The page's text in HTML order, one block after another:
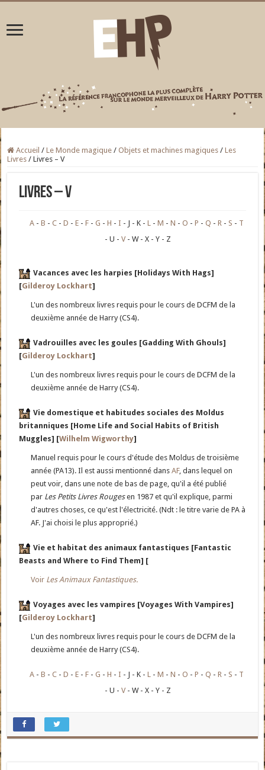
Accueil / Le Monde magique / Objets et machines magiques / Les
Livres / Livres – V
Livres – V
A B C D E F G H I J K L M N O P Q R S
T
U
V W X Y Z
Vacances avec les harpies [Holidays With Hags]
[Gilderoy Lockhart]
L'un des nombreux livres requis pour le cours de DCFM de la
deuxième année de Harry (CS4).
Vadrouilles avec les goules [Gadding With Ghouls]
[Gilderoy Lockhart]
L'un des nombreux livres requis pour le cours de DCFM de la
deuxième année de Harry (CS4).
Vie domestique et habitudes sociales des Moldus
britanniques [Home Life and Social Habits of British
Muggles] [Wilhelm Wigworthy]
Manuel requis pour le cours d'étude des Moldus de troisième
année (PA13). Il est aussi mentionné dansAF, dans lequel on
peut voir, dans une note de bas de page, qu'il a été publié
par Les Petits Livres Rougesen 1987 et qu'il explique, parmi
d'autres choses, ce qu'est l'électricité. (Ndt : le titre varie de PA à
AF. J'ai choisi le plus approprié.)
Vie et habitat des animaux fantastiques [Fantastic
Beasts and Where to Find Them] [
Voir Les Animaux Fantastiques.
Voyages avec les vampires [Voyages With Vampires]
[Gilderoy Lockhart]
L'un des nombreux livres requis pour le cours de DCFM de la
deuxième année de Harry (CS4).
A B C D E F G H I J K L M N O P Q R S
T
U
V W X Y Z